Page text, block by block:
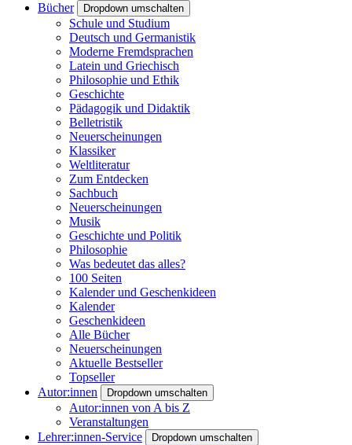
Bücher
Dropdown umschalten
Schule und Studium
Deutsch und Germanistik
Moderne Fremdsprachen
Latein und Griechisch
Philosophie und Ethik
Geschichte
Pädagogik und Didaktik
Belletristik
Neuerscheinungen
Klassiker
Weltliteratur
Zum Entdecken
Sachbuch
Neuerscheinungen
Musik
Geschichte und Politik
Philosophie
Was bedeutet das alles?
100 Seiten
Kalender und Geschenkideen
Kalender
Geschenkideen
Alle Bücher
Neuerscheinungen
Aktuelle Bestseller
Topseller
Autor:innen
Dropdown umschalten
Autor:innen von A bis Z
Veranstaltungen
Lehrer:innen-Service
Dropdown umschalten